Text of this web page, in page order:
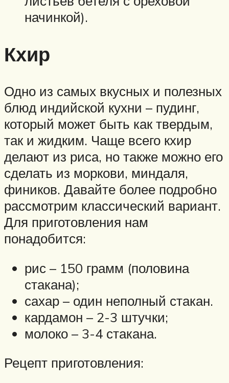
начинкой).
Кхир
Одно из самых вкусных и полезных
блюд индийской кухни – пудинг,
который может быть как твердым,
так и жидким. Чаще всего кхир
делают из риса, но также можно его
сделать из моркови, миндаля,
фиников. Давайте более подробно
рассмотрим классический вариант.
Для приготовления нам
понадобится:
рис – 150 грамм (половина
стакана);
сахар – один неполный стакан.
кардамон – 2-3 штучки;
молоко – 3-4 стакана.
Рецепт приготовления: